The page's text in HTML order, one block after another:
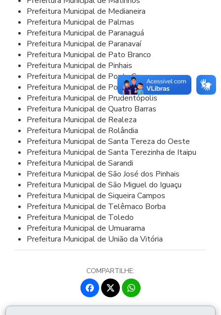
Prefeitura Municipal de Medianeira
Prefeitura Municipal de Palmas
Prefeitura Municipal de Paranaguá
Prefeitura Municipal de Paranavaí
Prefeitura Municipal de Pato Branco
Prefeitura Municipal de Pinhais
Prefeitura Municipal de Ponta Grossa
Prefeitura Municipal de Pontal do Paraná
Prefeitura Municipal de Prudentópolis
Prefeitura Municipal de Quatro Barras
Prefeitura Municipal de Realeza
Prefeitura Municipal de Rolândia
Prefeitura Municipal de Santa Tereza do Oeste
Prefeitura Municipal de Santa Terezinha de Itaipu
Prefeitura Municipal de Sarandi
Prefeitura Municipal de São José dos Pinhais
Prefeitura Municipal de São Miguel do Iguaçu
Prefeitura Municipal de Siqueira Campos
Prefeitura Municipal de Telêmaco Borba
Prefeitura Municipal de Toledo
Prefeitura Municipal de Umuarama
Prefeitura Municipal de União da Vitória
COMPARTILHE:
Fa
ce
T